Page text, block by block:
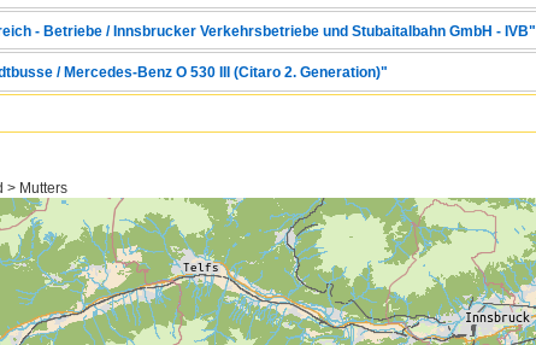
- Betriebe / Innsbrucker Verkehrsbetriebe und Stubaitalbahn GmbH - IVB"
/ Mercedes-Benz O 530 III (Citaro 2. Generation)"
> Mutters